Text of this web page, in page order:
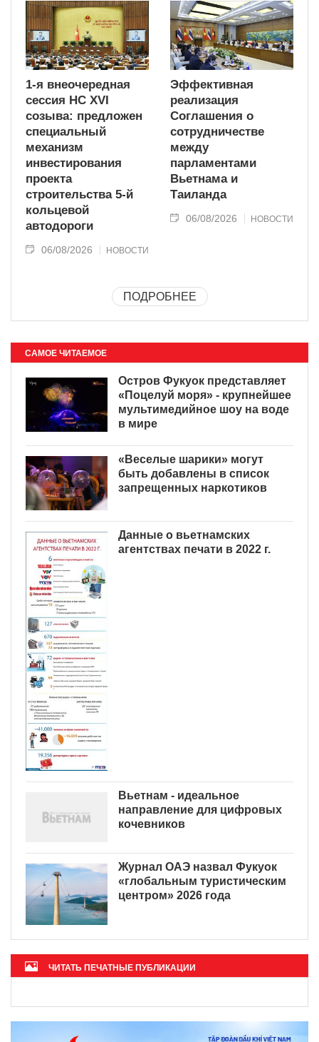
1-я внеочередная
сессия НС XVI
созыва: предложен
специальный
механизм
инвестирования
проекта
строительства 5-й
кольцевой
автодороги
06/08/2026 НОВОСТИ
Эффективная
реализация
Соглашения о
сотрудничестве
между
парламентами
Вьетнама и
Таиланда
06/08/2026 НОВОСТИ
ПОДРОБНЕЕ
САМОЕ ЧИТАЕМОЕ
Остров Фукуок представляет
«Поцелуй моря» - крупнейшее
мультимедийное шоу на воде
в мире
«Веселые шарики» могут
быть добавлены в список
запрещенных наркотиков
Данные о вьетнамских
агентствах печати в 2022 г.
Вьетнам - идеальное
направление для цифровых
кочевников
Журнал ОАЭ назвал Фукуок
«глобальным туристическим
центром» 2026 года
ЧИТАТЬ ПЕЧАТНЫЕ ПУБЛИКАЦИИ